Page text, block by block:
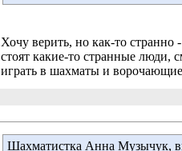
Хочу верить, но как-то
стоят какие-то странные
играть в шахматы и
Шахматистка Анна Музычук,